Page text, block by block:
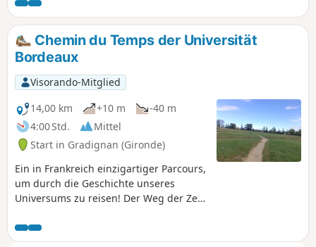
Chemin du Temps der Universität
Bordeaux
Visorando-Mitglied
14,00 km
+10 m
-40 m
4:00 Std.
Mittel
Start in Gradignan (Gironde)
Ein in Frankreich einzigartiger Parcours,
um durch die Geschichte unseres
Universums zu reisen! Der Weg der Zeit:
Million Jahre, und die 13,8 km des
Weges der Zeit zeichnen die 13,8